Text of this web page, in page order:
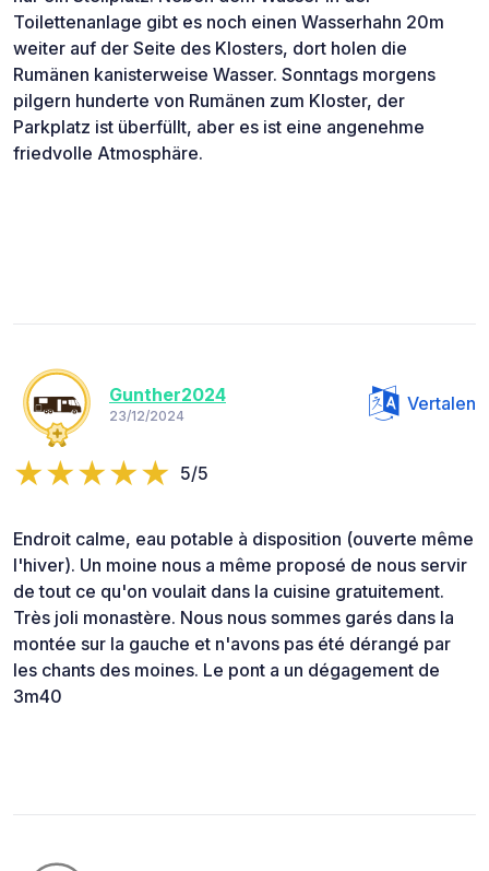
Toilettenanlage gibt es noch einen Wasserhahn 20m
weiter auf der Seite des Klosters, dort holen die
Rumänen kanisterweise Wasser. Sonntags morgens
pilgern hunderte von Rumänen zum Kloster, der
Parkplatz ist überfüllt, aber es ist eine angenehme
friedvolle Atmosphäre.
Gunther2024
23/12/2024
Vertalen
5/5
Endroit calme, eau potable à disposition (ouverte même
l'hiver). Un moine nous a même proposé de nous servir
de tout ce qu'on voulait dans la cuisine gratuitement.
Très joli monastère. Nous nous sommes garés dans la
montée sur la gauche et n'avons pas été dérangé par
les chants des moines. Le pont a un dégagement de
3m40